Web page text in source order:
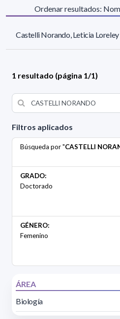
Filtros aplicados
Búsqueda por "CASTELLI
GRADO:
Doctorado
GÉNERO:
Femenino
ÁREA
Biología
Ordenar resultados:
Castelli Norando, Leticia Loreley
1 resultado (página 1/1)